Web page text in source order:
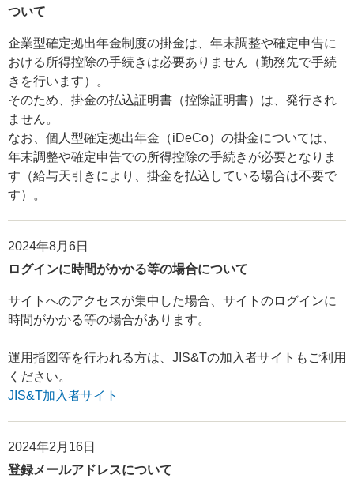
ついて
企業型確定拠出年金制度の掛金は、年末調整や確定申告に
おける所得控除の手続きは必要ありません（勤務先で手続
きを行います）。
そのため、掛金の払込証明書（控除証明書）は、発行され
ません。
なお、個人型確定拠出年金（iDeCo）の掛金については、
年末調整や確定申告での所得控除の手続きが必要となりま
す（給与天引きにより、掛金を払込している場合は不要で
す）。
2024年8月6日
ログインに時間がかかる等の場合について
サイトへのアクセスが集中した場合、サイトのログインに
時間がかかる等の場合があります。
運用指図等を行われる方は、JIS&Tの加入者サイトもご利用
ください。
JIS&T加入者サイト
2024年2月16日
登録メールアドレスについて